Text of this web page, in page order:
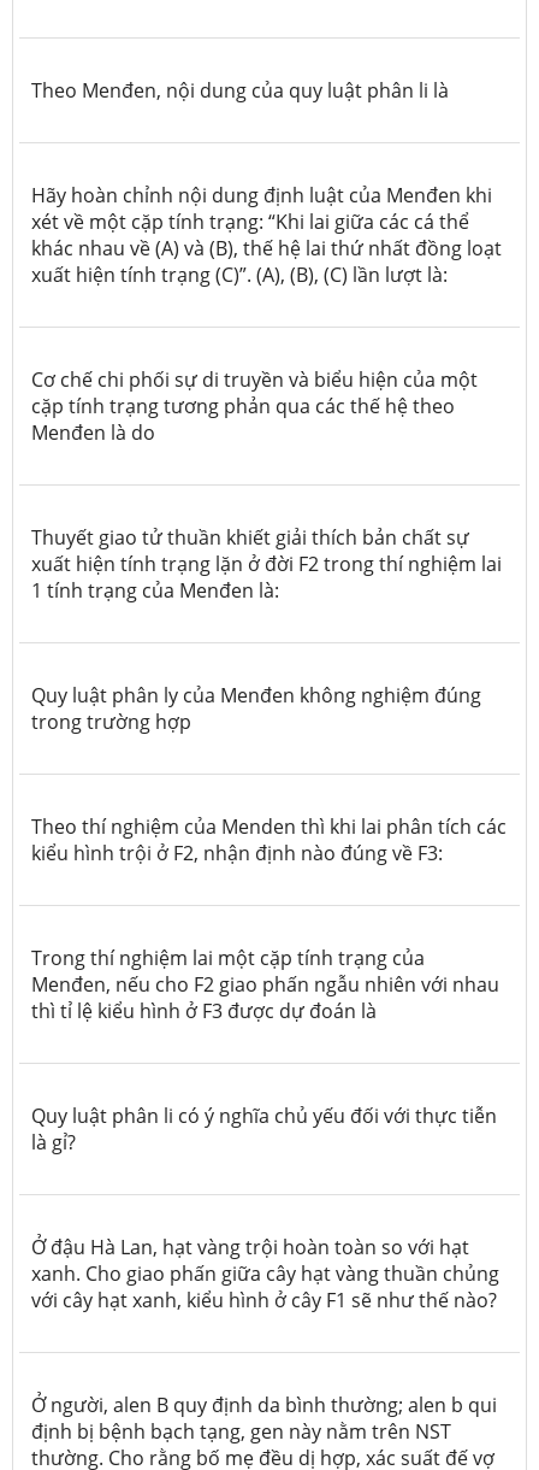
Theo Menđen, nội dung của quy luật phân li là
Hãy hoàn chỉnh nội dung định luật của Menđen khi
xét về một cặp tính trạng: “Khi lai giữa các cá thể
khác nhau về (A) và (B), thế hệ lai thứ nhất đồng loạt
xuất hiện tính trạng (C)”. (A), (B), (C) lần lượt là:
Cơ chế chi phối sự di truyền và biểu hiện của một
cặp tính trạng tương phản qua các thế hệ theo
Menđen là do
Thuyết giao tử thuần khiết giải thích bản chất sự
xuất hiện tính trạng lặn ở đời F2 trong thí nghiệm lai
1 tính trạng của Menđen là:
Quy luật phân ly của Menđen không nghiệm đúng
trong trường hợp
Theo thí nghiệm của Menden thì khi lai phân tích các
kiểu hình trội ở F2, nhận định nào đúng về F3:
Trong thí nghiệm lai một cặp tính trạng của
Menđen, nếu cho F2 giao phấn ngẫu nhiên với nhau
thì tỉ lệ kiểu hình ở F3 được dự đoán là
Quy luật phân li có ý nghĩa chủ yếu đối với thực tiễn
là gỉ?
Ở đậu Hà Lan, hạt vàng trội hoàn toàn so với hạt
xanh. Cho giao phấn giữa cây hạt vàng thuần chủng
với cây hạt xanh, kiểu hình ở cây F1 sẽ như thế nào?
Ở người, alen B quy định da bình thường; alen b qui
định bị bệnh bạch tạng, gen này nằm trên NST
thường. Cho rằng bố mẹ đều dị hợp, xác suất đế vợ